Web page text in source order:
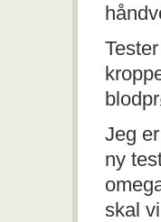
Jeg
ny
skal